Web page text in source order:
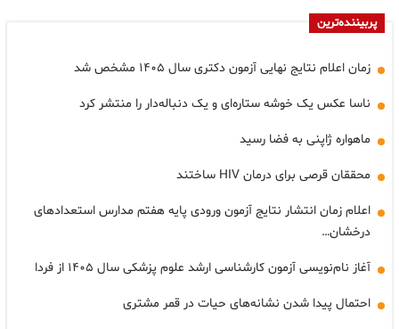
پربیننده‌ترین
زمان اعلام نتایج نهایی آزمون دکتری سال ۱۴۰۵ مشخص شد
ناسا عکس یک خوشه ستاره‌ای و یک دنباله‌دار را منتشر کرد
ماهواره ژاپنی به فضا رسید
محققان قرصی برای درمان HIV ساختند
اعلام زمان انتشار نتایج آزمون ورودی پایه هفتم مدارس استعدادهای
درخشان…
آغاز نام‌نویسی آزمون کارشناسی ارشد علوم پزشکی سال ۱۴۰۵ از فردا
احتمال پیدا شدن نشانه‌های حیات در قمر مشتری